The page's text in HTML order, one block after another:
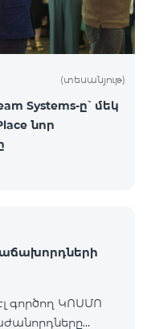
(տեսանյութ)
Systems-ը՝ մեկ
նոր
գործող ԿՈՍՄՈ